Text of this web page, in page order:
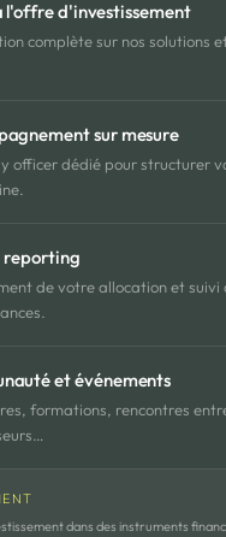
l'offre d'investissement
complète sur nos solutions
sur mesure
officer dédié pour structurer
reporting
de votre allocation et suivi
et événements
formations, rencontres
dans des instruments